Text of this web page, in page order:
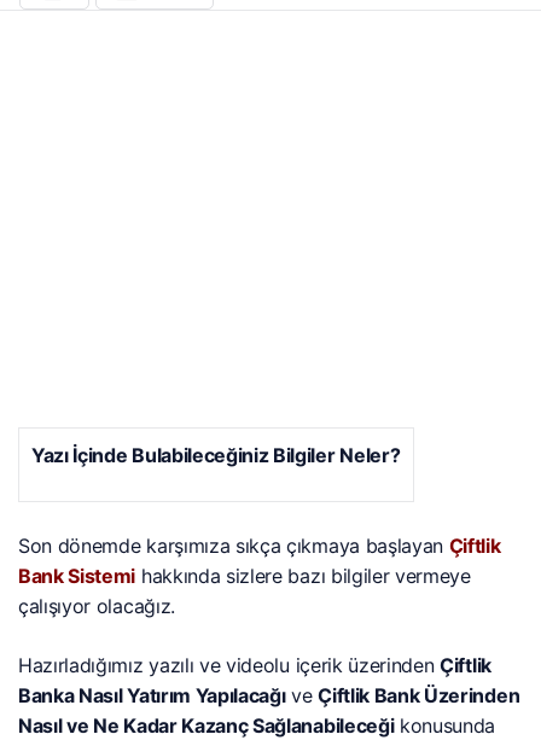
Yazı İçinde Bulabileceğiniz Bilgiler Neler?
Son dönemde karşımıza sıkça çıkmaya başlayan Çiftlik
Bank Sistemi hakkında sizlere bazı bilgiler vermeye
çalışıyor olacağız.
Hazırladığımız yazılı ve videolu içerik üzerindenÇiftlik
Banka Nasıl Yatırım YapılacağıveÇiftlik Bank Üzerinden
Nasıl ve Ne Kadar Kazanç Sağlanabileceğikonusunda